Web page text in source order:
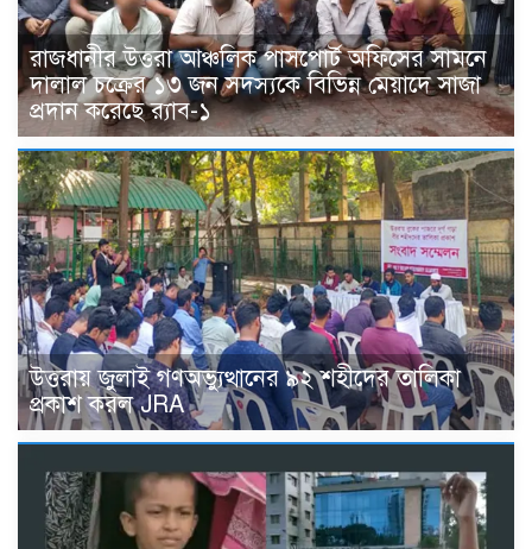
রাজধানীর উত্তরা আঞ্চলিক পাসপোর্ট অফিসের সামনে
দালাল চক্রের ১৩ জন সদস্যকে বিভিন্ন মেয়াদে সাজা
প্রদান করেছে র‌্যাব-১
উত্তরায় জুলাই গণঅভ্যুত্থানের ৯২ শহীদের তালিকা
প্রকাশ করল JRA